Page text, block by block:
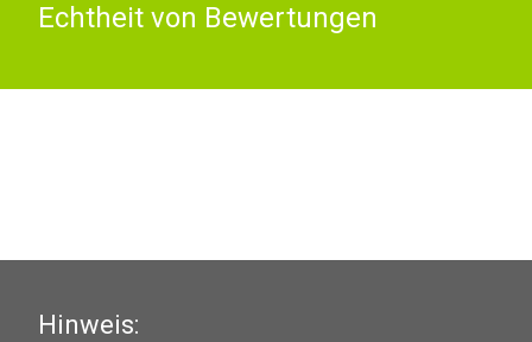
Echtheit von Bewertungen
Hinweis: